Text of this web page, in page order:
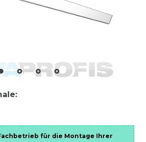
für die Montage Ihrer